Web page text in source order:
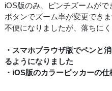
iOS版のみ、ピンチズームが
ボタンでズーム率が変更できま
不便になりましたが、落ちにく
・スマホブラウザ版でペンと
るようになりました
・iOS版のカラーピッカーの